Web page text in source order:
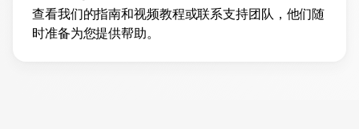
查看我们的指南和视频教程或联系支持团队，他们随
时准备为您提供帮助。